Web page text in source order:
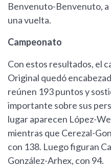
Benvenuto-Benvenuto, a
una vuelta.
Campeonato
Con estos resultados, el
Original quedó
reúnen 193 puntos y
importante sobre sus
lugar aparecen López-
mientras que Cerezal-
con 138. Luego figuran
González-Arhex, con 94.